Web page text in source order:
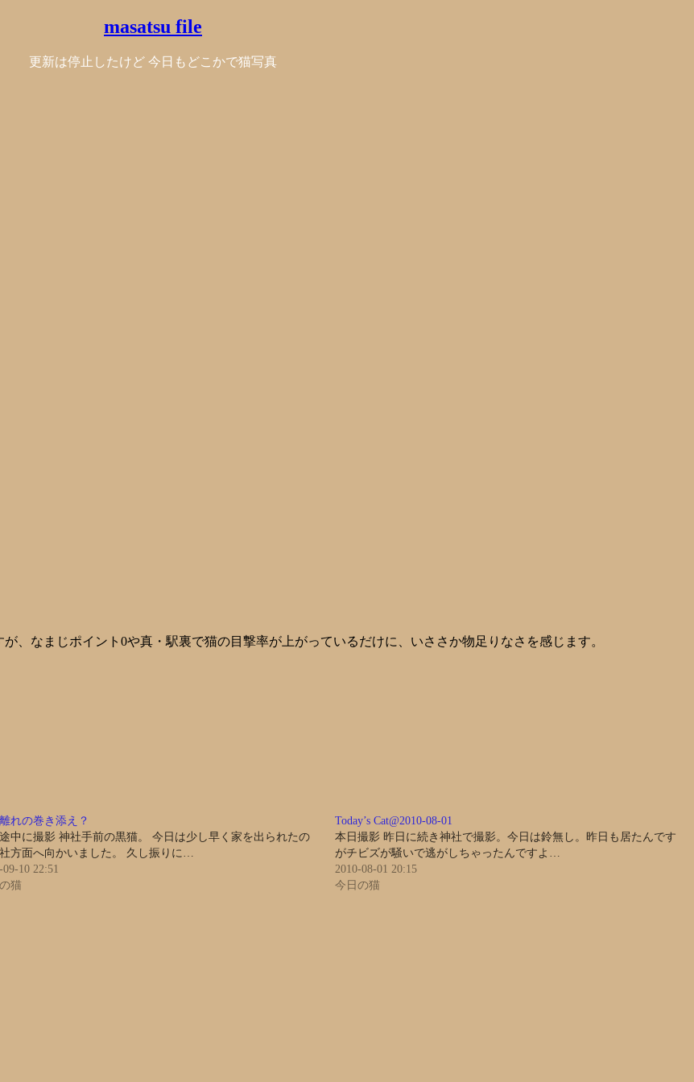
masatsu file
更新は停止したけど 今日もどこかで猫写真
、なまじポイント0や真・駅裏で猫の目撃率が上がっているだけに、いささか物足りなさを感じます。
れの巻き添え？
中に撮影 神社手前の黒猫。 今日は少し早く家を出られたの
方面へ向かいました。 久し振りに…
09-10 22:51
猫
Today’s Cat@2010-08-01
本日撮影 昨日に続き神社で撮影。今日は鈴無し。昨日も居たんです
がチビズが騒いで逃がしちゃったんですよ…
2010-08-01 20:15
今日の猫